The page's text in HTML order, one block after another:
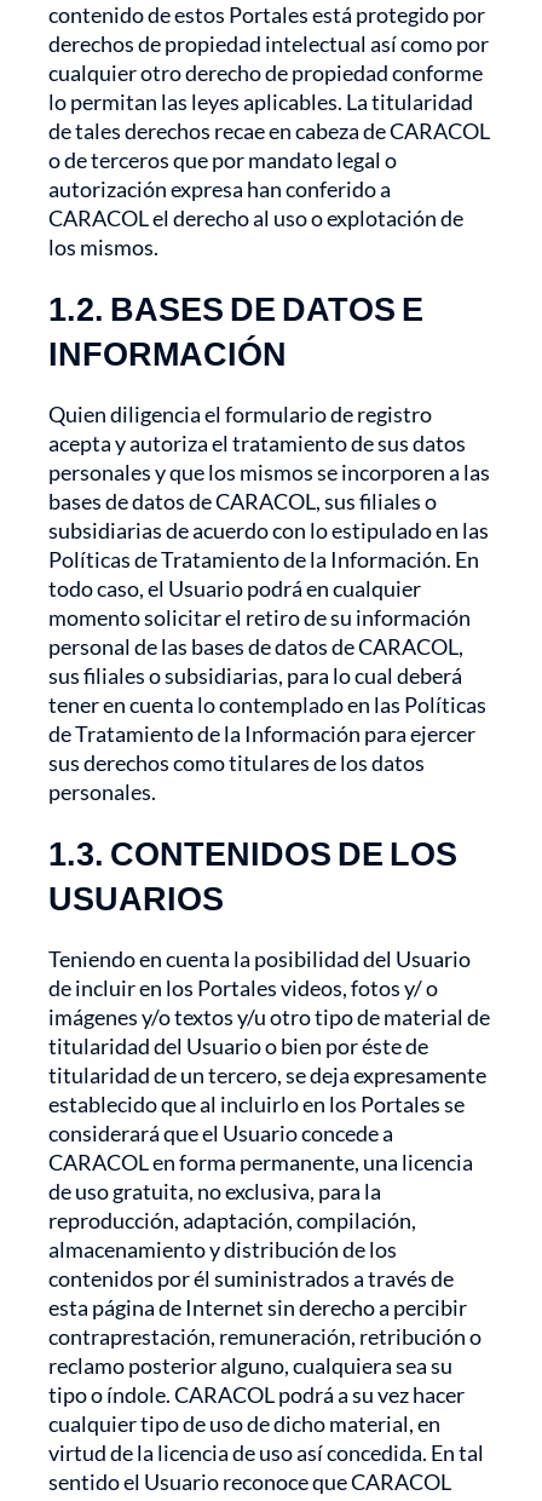
contenido de estos Portales está protegido por
derechos de propiedad intelectual así como por
cualquier otro derecho de propiedad conforme
lo permitan las leyes aplicables. La titularidad
de tales derechos recae en cabeza de CARACOL
o de terceros que por mandato legal o
autorización expresa han conferido a
CARACOL el derecho al uso o explotación de
los mismos.
1.2. BASES DE DATOS E
INFORMACIÓN
Quien diligencia el formulario de registro
acepta y autoriza el tratamiento de sus datos
personales y que los mismos se incorporen a las
bases de datos de CARACOL, sus filiales o
subsidiarias de acuerdo con lo estipulado en las
Políticas de Tratamiento de la Información. En
todo caso, el Usuario podrá en cualquier
momento solicitar el retiro de su información
personal de las bases de datos de CARACOL,
sus filiales o subsidiarias, para lo cual deberá
tener en cuenta lo contemplado en las Políticas
de Tratamiento de la Información para ejercer
sus derechos como titulares de los datos
personales.
1.3. CONTENIDOS DE LOS
USUARIOS
Teniendo en cuenta la posibilidad del Usuario
de incluir en los Portales videos, fotos y/ o
imágenes y/o textos y/u otro tipo de material de
titularidad del Usuario o bien por éste de
titularidad de un tercero, se deja expresamente
establecido que al incluirlo en los Portales se
considerará que el Usuario concede a
CARACOL en forma permanente, una licencia
de uso gratuita, no exclusiva, para la
reproducción, adaptación, compilación,
almacenamiento y distribución de los
contenidos por él suministrados a través de
esta página de Internet sin derecho a percibir
contraprestación, remuneración, retribución o
reclamo posterior alguno, cualquiera sea su
tipo o índole. CARACOL podrá a su vez hacer
cualquier tipo de uso de dicho material, en
virtud de la licencia de uso así concedida. En tal
sentido el Usuario reconoce que CARACOL